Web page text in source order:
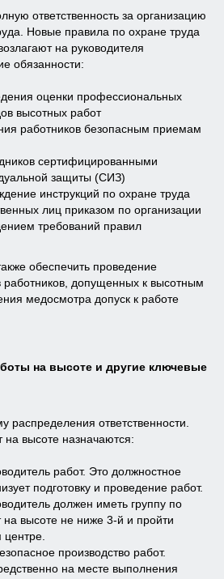
ответственность за организацию
Новые правила по охране труда
на руководителя
обязанности:
оценки профессиональных
высотных работ
работников безопасным приемам
сертифицированными
защиты (СИЗ)
инструкций по охране труда
лиц приказом по организации
требований правил
обеспечить проведение
работников, допущенных к высотным
медосмотра допуск к работе
на высоте и другие ключевые
распределения ответственности.
на высоте назначаются:
работ. Это должностное
подготовку и проведение работ.
должен иметь группу по
на высоте не ниже 3-й и пройти
производство работ.
на месте выполнения